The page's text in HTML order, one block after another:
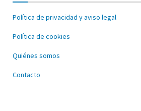
Política de privacidad y aviso legal
Política de cookies
Quiénes somos
Contacto